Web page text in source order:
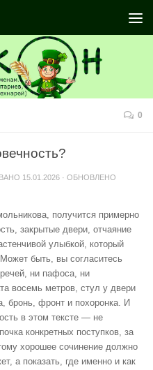
0
15.01.2026 · ОБНОВЛЕНО
получится примерно
закрытые двери, отчаяние
улыбкой, который
быть, вы согласитесь
ни пафоса, ни
восемь метров, стул у двери
бронь, фронт и похоронка. И
в этом тексте — не
конкретных поступков, за
хорошее сочинение должно
а показать, где именно и как